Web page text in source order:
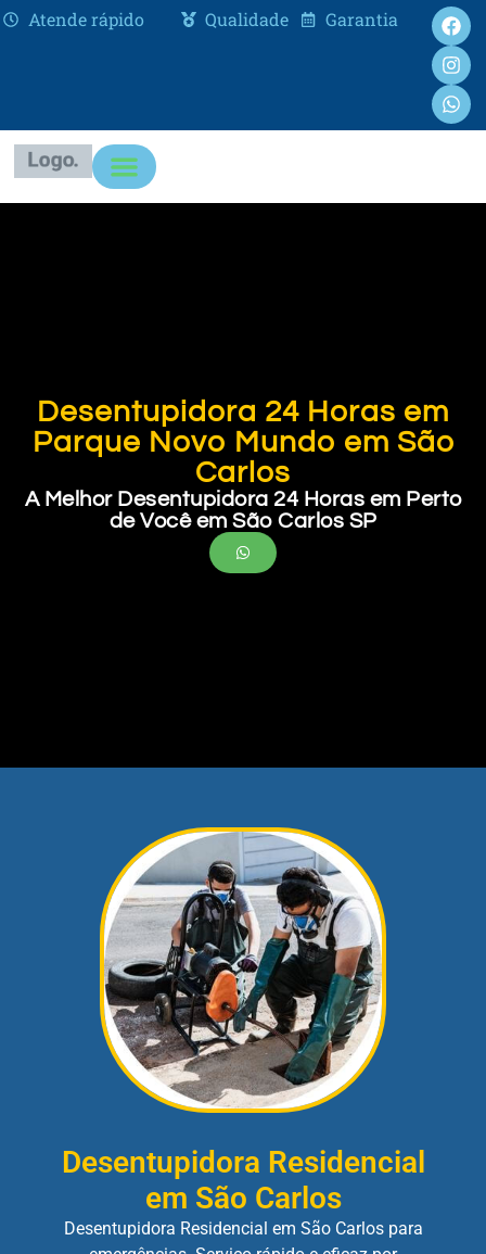
Atende rápido Qualidade Garantia
Desentupidora 24 Horas em
Parque Novo Mundo em São
Carlos
A Melhor Desentupidora 24 Horas em Perto
de Você em São Carlos SP
Desentupidora Residencial
em São Carlos
Desentupidora Residencial em São Carlos para